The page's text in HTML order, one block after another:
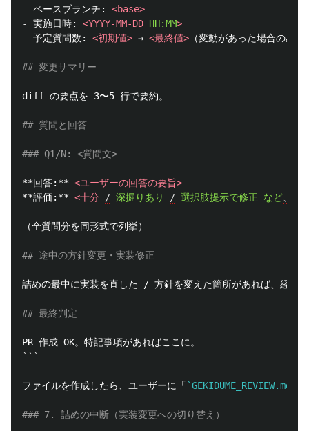
-
ベースブランチ: <base>
-
実施日時: <YYYY-MM-DD HH:MM>
-
予定質問数: <初期値> → <最終値> （変動があった場合のみ両
## 変更サマリー
diff の要点を 3〜5 行で要約。
## 質問と回答
### Q1/N: <質問文>
**回答:** <ユーザーの回答の要旨>
**評価:** <十分 / 深掘りあり / 選択肢提示で修正 など
（全質問分を同形式で列挙）
## 途中の方針変更・実装修正
詰めの最中に実装を直した / 方針を変えた箇所があれば、経緯
## 最終判定
```
ファイルを作成したら、ユーザーに「 `GEKIDUME_REVIEW.md`
### 7. 詰めの中断（実装変更への切り替え）